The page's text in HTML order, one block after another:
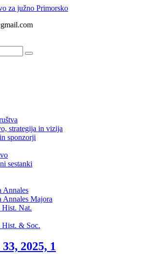
strategija in vizija
sponzorji
sestanki
Annales
Annales Majora
Hist. Nat.
Hist. & Soc.
2025, 1